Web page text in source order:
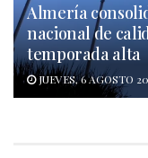
Almería
nacional de
temporada alta
JUEVES, 6 AGOSTO